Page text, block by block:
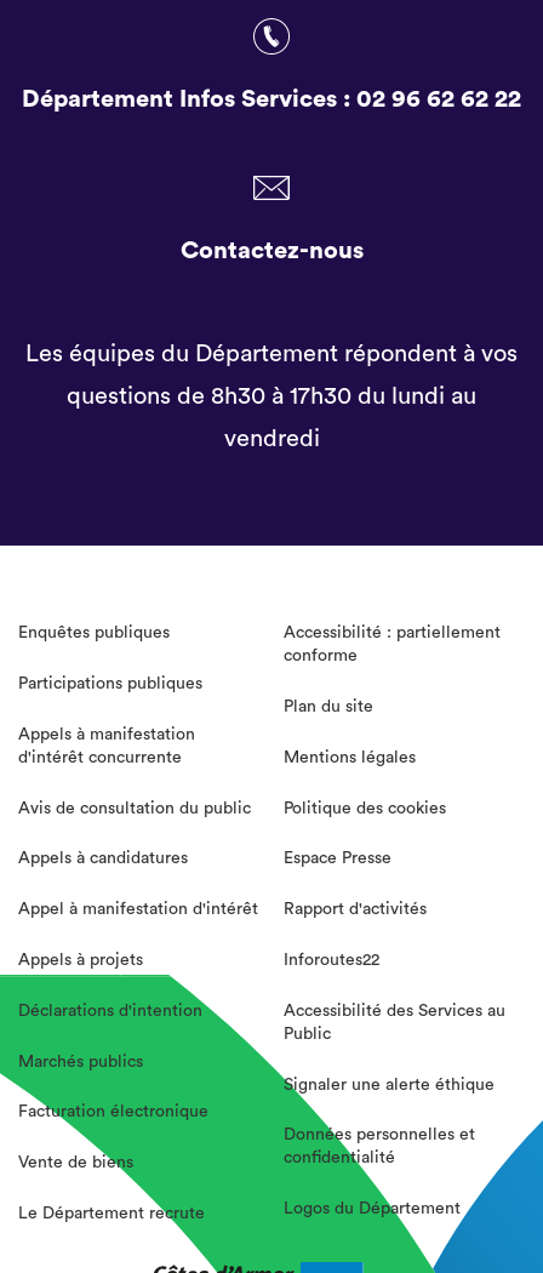
Département Infos Services : 02 96 62 62 22
Contactez-nous
Les équipes du Département répondent à vos
questions de 8h30 à 17h30 du lundi au
vendredi
Enquêtes publiques
Participations publiques
Appels à manifestation
d'intérêt concurrente
Avis de consultation du public
Appels à candidatures
Appel à manifestation d'intérêt
Appels à projets
Déclarations d'intention
Marchés publics
Facturation électronique
Vente de biens
Le Département recrute
Accessibilité : partiellement
conforme
Plan du site
Mentions légales
Politique des cookies
Espace Presse
Rapport d'activités
Inforoutes22
Accessibilité des Services au
Public
Signaler une alerte éthique
Données personnelles et
confidentialité
Logos du Département